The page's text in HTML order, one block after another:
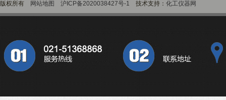
版权所有 网站地图 沪ICP备2020038427号-1 技术支持： 化工仪器网